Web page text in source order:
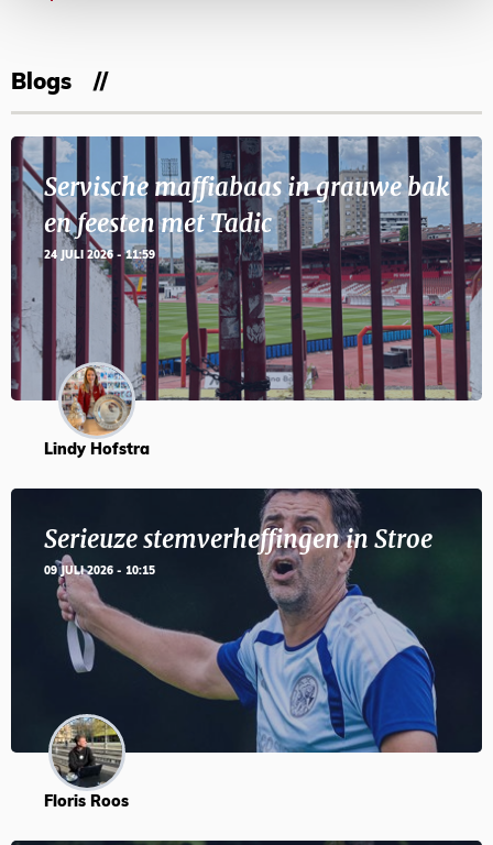
Blogs
Servische maffiabaas in grauwe bak
en feesten met Tadic
24 JULI 2026 - 11:59
Lindy Hofstra
Serieuze stemverheffingen in Stroe
09 JULI 2026 - 10:15
Floris Roos